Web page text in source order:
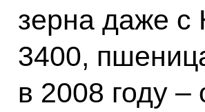
зерна даже с
3400,
в 2008 году